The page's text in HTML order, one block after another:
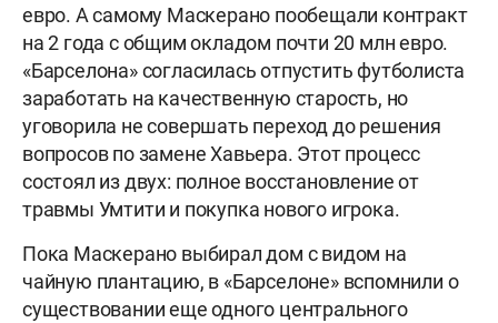
евро. А самому Маскерано пообещали контракт
на 2 года с общим окладом почти 20 млн евро.
«Барселона» согласилась отпустить футболиста
заработать на качественную старость, но
уговорила не совершать переход до решения
вопросов по замене Хавьера. Этот процесс
состоял из двух: полное восстановление от
травмы Умтити и покупка нового игрока.
Пока Маскерано выбирал дом с видом на
чайную плантацию, в «Барселоне» вспомнили о
существовании еще одного центрального